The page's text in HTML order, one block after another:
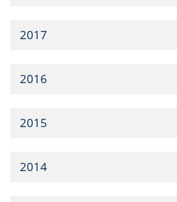
2017
2016
2015
2014